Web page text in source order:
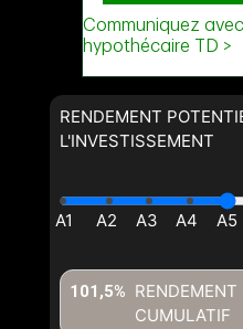
RENDEMENT
L'INVESTISSEMENT
CUMULATIF
101,5%